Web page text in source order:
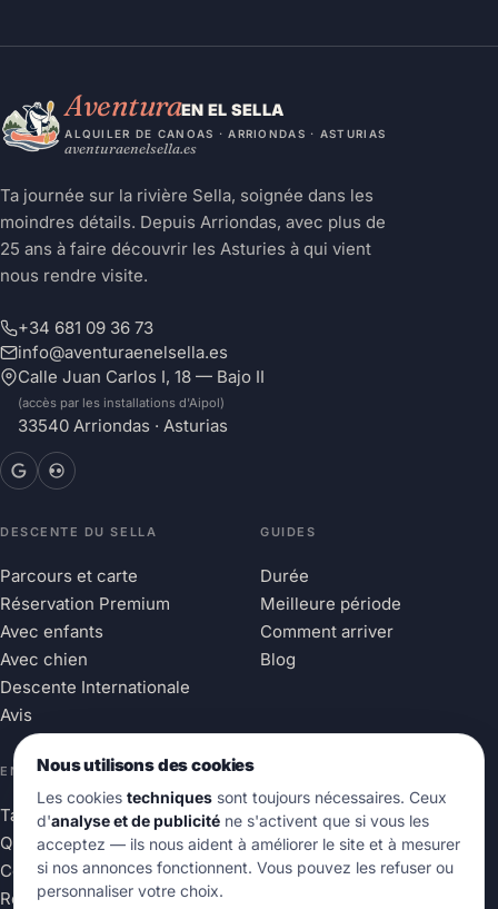
AventuraEN EL SELLA
ALQUILER DE CANOAS · ARRIONDAS · ASTURIAS
aventuraenelsella.es
Ta journée sur la rivière Sella, soignée dans les
moindres détails. Depuis Arriondas, avec plus de
25 ans à faire découvrir les Asturies à qui vient
nous rendre visite.
+34 681 09 36 73
info@aventuraenelsella.es
Calle Juan Carlos I, 18 — Bajo II
(accès par les installations d'Aipol)
33540 Arriondas · Asturias
DESCENTE DU SELLA
Parcours et carte
Réservation Premium
Avec enfants
Avec chien
Descente Internationale
Avis
GUIDES
Durée
Meilleure période
Comment arriver
Blog
ENTREPRISE
Tarifs
Qui sommes-nous
Contact
Réserver
Nous utilisons des cookies
Les cookies techniques sont toujours nécessaires. Ceux
d'analyse et de publicité ne s'activent que si vous les
acceptez — ils nous aident à améliorer le site et à mesurer
si nos annonces fonctionnent. Vous pouvez les refuser ou
personnaliser votre choix.